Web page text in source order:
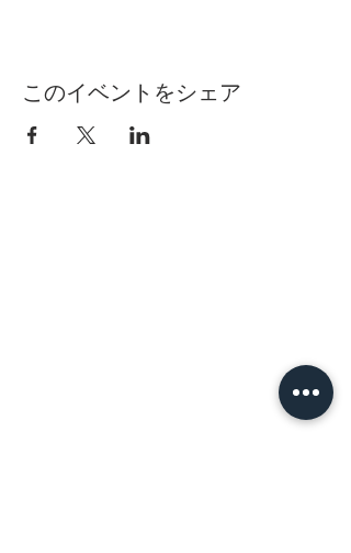
このイベントをシェア